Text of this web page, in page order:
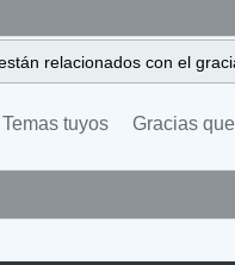
relacionados con el
Temas tuyos Gracias